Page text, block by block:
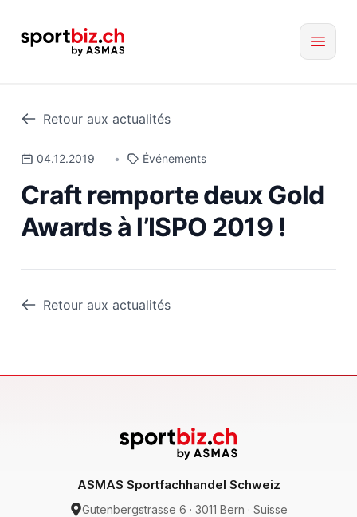
Retour aux actualités
04.12.2019 • Événements
Craft remporte deux Gold
Awards à l’ISPO 2019 !
Retour aux actualités
ASMAS Sportfachhandel Schweiz
Gutenbergstrasse 6 · 3011 Bern · Suisse